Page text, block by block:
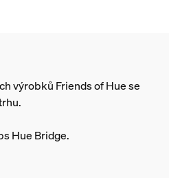
výrobků Friends of Hue se
Hue Bridge.